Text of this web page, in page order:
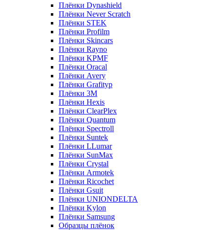
Плёнки Dynashield
Плёнки Never Scratch
Плёнки STEK
Плёнки Profilm
Плёнки Skincars
Плёнки Rayno
Плёнки KPMF
Плёнки Oracal
Плёнки Avery
Плёнки Grafityp
Плёнки 3M
Плёнки Hexis
Плёнки ClearPlex
Плёнки Quantum
Плёнки Spectroll
Плёнки Suntek
Плёнки LLumar
Плёнки SunMax
Плёнки Crystal
Плёнки Armotek
Плёнки Ricochet
Плёнки Gsuit
Плёнки UNIONDELTA
Плёнки Kylon
Плёнки Samsung
Образцы плёнок